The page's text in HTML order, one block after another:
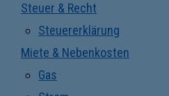
Steuer & Recht
Steuererklärung
Miete & Nebenkosten
Gas